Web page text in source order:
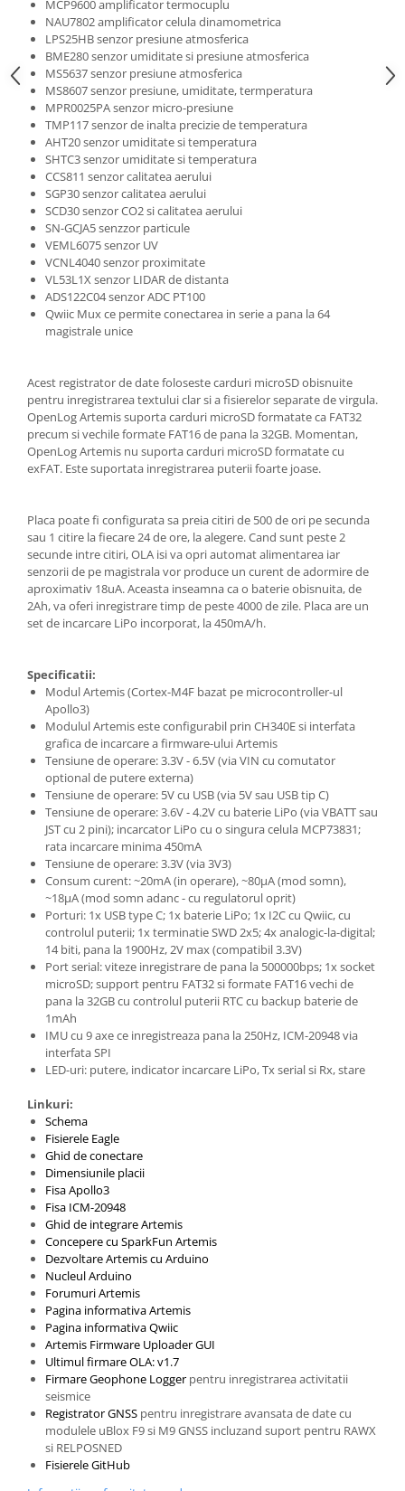
Puzzle mecanic Ugears
Organizator de chei Wunderkey
Constructor foto Mozabrick &
Qbrix
Puzzle lemn Cluebox
Jocuri de societate
Mecanice
3D Printer & CNC
Actuator
Altele
Driver
Altele
Stepper
Encoder
Mecanice
Motoare
Motoare
Motor 25D
Motor 37D
Motoreductor plastic
Stepper
Sub-Micro
Roti si Senile
Rulmenti
Sasiu
Servomotoare
Suruburi, Piulite, Conectare
Platforme de dezvoltare
Arduino
Raspberry
Android
Espruino
Feather
Flora
Intel
Latte Panda
Micro:bit
Nvidia
Olinuxino
Photon
PIC
Platforme de dezvoltare
Python
Teensy
Thing
Senzori
MCP9600 amplificator termocuplu
NAU7802 amplificator celula dinamometrica
LPS25HB senzor presiune atmosferica
BME280 senzor umiditate si presiune atmosferica
MS5637 senzor presiune atmosferica
MS8607 senzor presiune, umiditate, termperatura
MPR0025PA senzor micro-presiune
TMP117 senzor de inalta precizie de temperatura
AHT20 senzor umiditate si temperatura
SHTC3 senzor umiditate si temperatura
CCS811 senzor calitatea aerului
SGP30 senzor calitatea aerului
SCD30 senzor CO2 si calitatea aerului
SN-GCJA5 senzzor particule
VEML6075 senzor UV
VCNL4040 senzor proximitate
VL53L1X senzor LIDAR de distanta
ADS122C04 senzor ADC PT100
Qwiic Mux ce permite conectarea in serie a pana la 64
magistrale unice
Acest registrator de date foloseste carduri microSD obisnuite
pentru inregistrarea textului clar si a fisierelor separate de virgula.
OpenLog Artemis suporta carduri microSD formatate ca FAT32
precum si vechile formate FAT16 de pana la 32GB. Momentan,
OpenLog Artemis nu suporta carduri microSD formatate cu
exFAT. Este suportata inregistrarea puterii foarte joase.
Placa poate fi configurata sa preia citiri de 500 de ori pe secunda
sau 1 citire la fiecare 24 de ore, la alegere. Cand sunt peste 2
secunde intre citiri, OLA isi va opri automat alimentarea iar
senzorii de pe magistrala vor produce un curent de adormire de
aproximativ 18uA. Aceasta inseamna ca o baterie obisnuita, de
2Ah, va oferi inregistrare timp de peste 4000 de zile. Placa are un
set de incarcare LiPo incorporat, la 450mA/h.
Specificatii:
Modul Artemis (Cortex-M4F bazat pe microcontroller-ul
Apollo3)
Modulul Artemis este configurabil prin CH340E si interfata
grafica de incarcare a firmware-ului Artemis
Tensiune de operare: 3.3V - 6.5V (via VIN cu comutator
optional de putere externa)
Tensiune de operare: 5V cu USB (via 5V sau USB tip C)
Tensiune de operare: 3.6V - 4.2V cu baterie LiPo (via VBATT sau
JST cu 2 pini); incarcator LiPo cu o singura celula MCP73831;
rata incarcare minima 450mA
Tensiune de operare: 3.3V (via 3V3)
Consum curent: ~20mA (in operare), ~80µA (mod somn),
~18µA (mod somn adanc - cu regulatorul oprit)
Porturi: 1x USB type C; 1x baterie LiPo; 1x I2C cu Qwiic, cu
controlul puterii; 1x terminatie SWD 2x5; 4x analogic-la-digital;
14 biti, pana la 1900Hz, 2V max (compatibil 3.3V)
Port serial: viteze inregistrare de pana la 500000bps; 1x socket
microSD; support pentru FAT32 si formate FAT16 vechi de
pana la 32GB cu controlul puterii RTC cu backup baterie de
1mAh
IMU cu 9 axe ce inregistreaza pana la 250Hz, ICM-20948 via
interfata SPI
LED-uri: putere, indicator incarcare LiPo, Tx serial si Rx, stare
Linkuri:
Schema
Fisierele Eagle
Ghid de conectare
Dimensiunile placii
Fisa Apollo3
Fisa ICM-20948
Ghid de integrare Artemis
Concepere cu SparkFun Artemis
Dezvoltare Artemis cu Arduino
Nucleul Arduino
Forumuri Artemis
Pagina informativa Artemis
Pagina informativa Qwiic
Artemis Firmware Uploader GUI
Ultimul firmare OLA: v1.7
Firmare Geophone Logger pentru inregistrarea activitatii
seismice
Registrator GNSS pentru inregistrare avansata de date cu
modulele uBlox F9 si M9 GNSS incluzand suport pentru RAWX
si RELPOSNED
Fisierele GitHub